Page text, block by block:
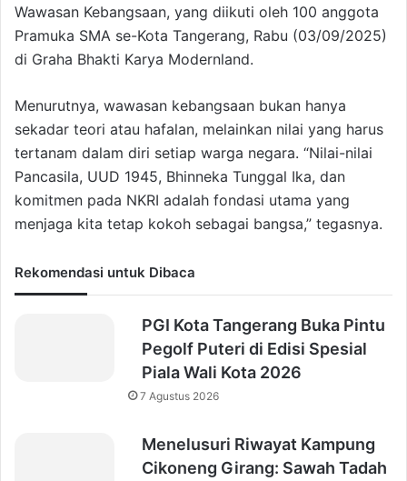
Wawasan Kebangsaan, yang diikuti oleh 100 anggota
Pramuka SMA se-Kota Tangerang, Rabu (03/09/2025)
di Graha Bhakti Karya Modernland.
Menurutnya, wawasan kebangsaan bukan hanya
sekadar teori atau hafalan, melainkan nilai yang harus
tertanam dalam diri setiap warga negara. “Nilai-nilai
Pancasila, UUD 1945, Bhinneka Tunggal Ika, dan
komitmen pada NKRI adalah fondasi utama yang
menjaga kita tetap kokoh sebagai bangsa,” tegasnya.
Rekomendasi untuk Dibaca
PGI Kota Tangerang Buka Pintu
Pegolf Puteri di Edisi Spesial
Piala Wali Kota 2026
7 Agustus 2026
Menelusuri Riwayat Kampung
Cikoneng Girang: Sawah Tadah